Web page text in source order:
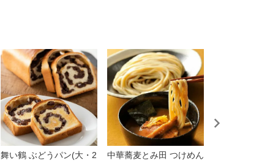
舞い鶴 ぶどうパン(大・2
中華蕎麦とみ田 つけめん